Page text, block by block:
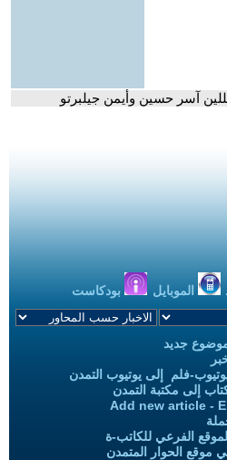
آسر حسين وأيمن جيلبرتو
الموبايل بودكاست
جديد
فلم إلى يوتيوب التمدن
إلى مكتبة التمدن
Add new article -
الفرعي للكاتب-ة
موقع الحوار المتمدن